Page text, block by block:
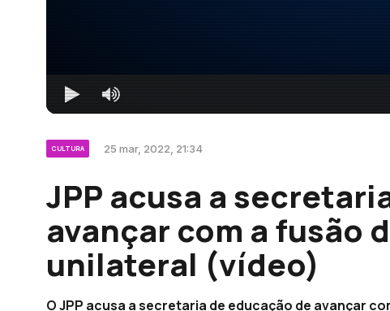
CULTURA 25 mar, 2022, 21:34
JPP acusa a
avançar com a fusão
unilateral (vídeo)
O JPP acusa a secretaria de educação de avançar